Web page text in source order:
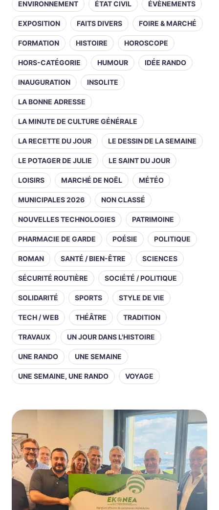
ENVIRONNEMENT ÉTAT CIVIL ÉVÈNEMENTS
EXPOSITION FAITS DIVERS FOIRE & MARCHÉ
FORMATION HISTOIRE HOROSCOPE
HORS-CATÉGORIE HUMOUR IDÉE RANDO
INAUGURATION INSOLITE
LA BONNE ADRESSE
LA MINUTE DE CULTURE GÉNÉRALE
LA RECETTE DU JOUR LE DESSIN DE LA SEMAINE
LE POTAGER DE JULIE LE SAINT DU JOUR
LOISIRS MARCHÉ DE NOËL MÉTÉO
MUNICIPALES 2026 NON CLASSÉ
NOUVELLES TECHNOLOGIES PATRIMOINE
PHARMACIE DE GARDE POÉSIE POLITIQUE
ROMAN SANTÉ / BIEN-ÊTRE SCIENCES
SÉCURITÉ ROUTIÈRE SOCIÉTÉ / POLITIQUE
SOLIDARITÉ SPORTS STYLE DE VIE
TECH / WEB THÉÂTRE TRADITION
TRAVAUX UN JOUR DANS L'HISTOIRE
UNE RANDO UNE SEMAINE
UNE SEMAINE, UNE RANDO VOYAGE